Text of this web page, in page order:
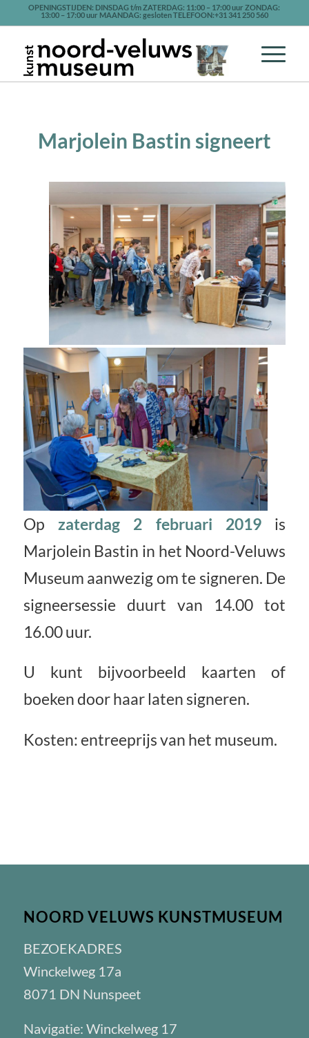
OPENINGSTIJDEN: DINSDAG t/m ZATERDAG: 11:00 – 17:00 uur ZONDAG:
13:00 – 17:00 uur MAANDAG: gesloten TELEFOON:+31 341 250 560
Marjolein Bastin signeert
Op zaterdag 2 februari 2019 is
Marjolein Bastin in het Noord-Veluws
Museum aanwezig om te signeren. De
signeersessie duurt van 14.00 tot
16.00 uur.
U kunt bijvoorbeeld kaarten of
boeken door haar laten signeren.
Kosten: entreeprijs van het museum.
NOORD VELUWS KUNSTMUSEUM
BEZOEKADRES
Winckelweg 17a
8071 DN Nunspeet
Navigatie: Winckelweg 17